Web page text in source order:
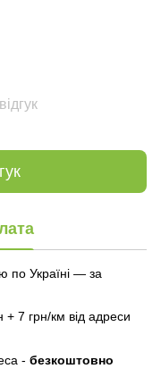
по Україні — за
7 грн/км від адреси
- безкоштовно